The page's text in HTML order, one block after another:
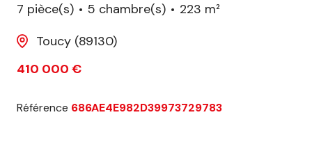
7 pièce(s)
5 chambre(s)
223 m²
Toucy (89130)
410 000 €
Référence 686AE4E982D39973729783